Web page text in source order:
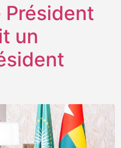
Président
un